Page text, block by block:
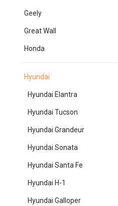
Geely
Great Wall
Honda
Hyundai
Hyundai Elantra
Hyundai Tucson
Hyundai Grandeur
Hyundai Sonata
Hyundai Santa Fe
Hyundai H-1
Hyundai Galloper